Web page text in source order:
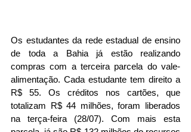
Os estudantes da rede estadual de ensino
de toda a Bahia já estão realizando
compras com a terceira parcela do vale-
alimentação. Cada estudante tem direito a
R$ 55. Os créditos nos cartões, que
totalizam R$ 44 milhões, foram liberados
na terça-feira (28/07). Com mais esta